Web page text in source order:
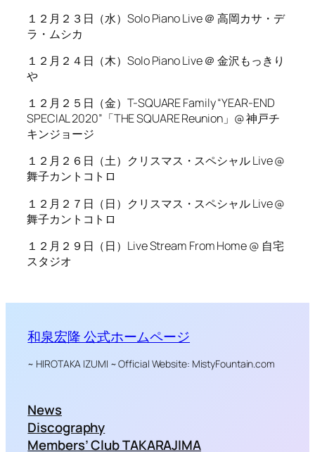
１２月２３日（水）Solo Piano Live ＠ 高岡カサ・デ
ラ・ムシカ
１２月２４日（木）Solo Piano Live ＠ 金沢もっきり
や
１２月２５日（金）T-SQUARE Family “YEAR-END
SPECIAL 2020”「THE SQUARE Reunion」@ 神戸チ
キンジョージ
１２月２６日（土）クリスマス・スペシャル Live @
舞子カントコトロ
１２月２７日（日）クリスマス・スペシャル Live @
舞子カントコトロ
１２月２９日（日）Live Stream From Home @ 自宅
スタジオ
和泉宏隆 公式ホームページ
~ HIROTAKA IZUMI ~ Official Website: MistyFountain.com
News
Discography
Members’ Club TAKARAJIMA